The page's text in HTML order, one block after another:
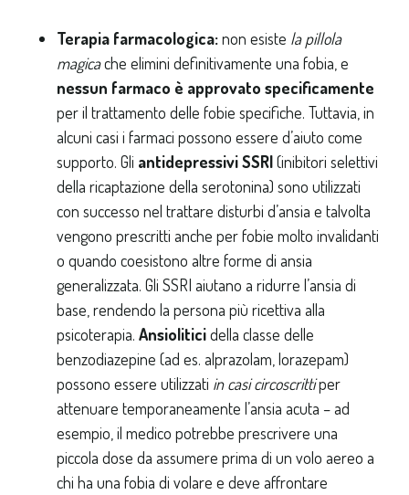
Terapia farmacologica:non esiste la pillola
magicache elimini definitivamente una fobia, e
nessun farmaco è approvato specificamente
per il trattamento delle fobie specifiche. Tuttavia, in
alcuni casi i farmaci possono essere d’aiuto come
supporto. Gli antidepressivi SSRI(inibitori selettivi
della ricaptazione della serotonina) sono utilizzati
con successo nel trattare disturbi d’ansia e talvolta
vengono prescritti anche per fobie molto invalidanti
o quando coesistono altre forme di ansia
generalizzata. Gli SSRI aiutano a ridurre l’ansia di
base, rendendo la persona più ricettiva alla
psicoterapia. Ansioliticidella classe delle
benzodiazepine (ad es. alprazolam, lorazepam)
possono essere utilizzati in casi circoscrittiper
attenuare temporaneamente l’ansia acuta – ad
esempio, il medico potrebbe prescrivere una
piccola dose da assumere prima di un volo aereo a
chi ha una fobia di volare e deve affrontare